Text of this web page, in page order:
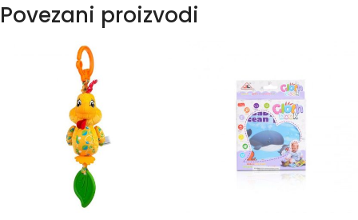
Povezani proizvodi